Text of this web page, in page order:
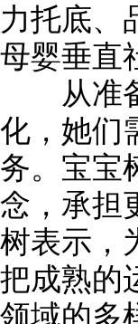
力托底、
母婴垂直
从准备
化，她们
务。宝宝
念，承担
树表示，
把成熟的
领域的多